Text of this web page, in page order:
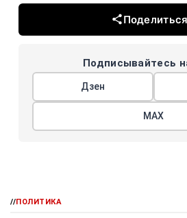
Поделиться
Подписывайтесь
Дзен
МАХ
//ПОЛИТИКА